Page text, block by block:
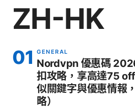
ZH-HK
01 GENERAL
Nordvpn 優惠碼
扣攻略，享高達75
似關鍵字與優惠情報
略）